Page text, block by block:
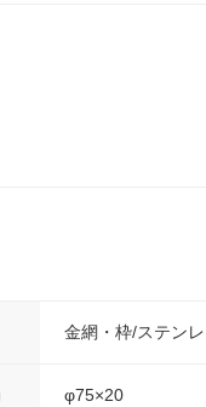
金網・枠/ステン
φ75×20